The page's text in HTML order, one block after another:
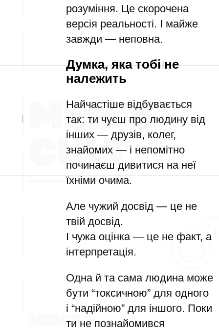
розуміння. Це скорочена
версія реальності. І майже
завжди — неповна.
Думка, яка тобі не
належить
Найчастіше відбувається
так: ти чуєш про людину від
інших — друзів, колег,
знайомих — і непомітно
починаєш дивитися на неї
їхніми очима.
Але чужий досвід — це не
твій досвід.
І чужа оцінка — це не факт, а
інтерпретація.
Одна й та сама людина може
бути “токсичною” для одного
і “надійною” для іншого. Поки
ти не познайомився